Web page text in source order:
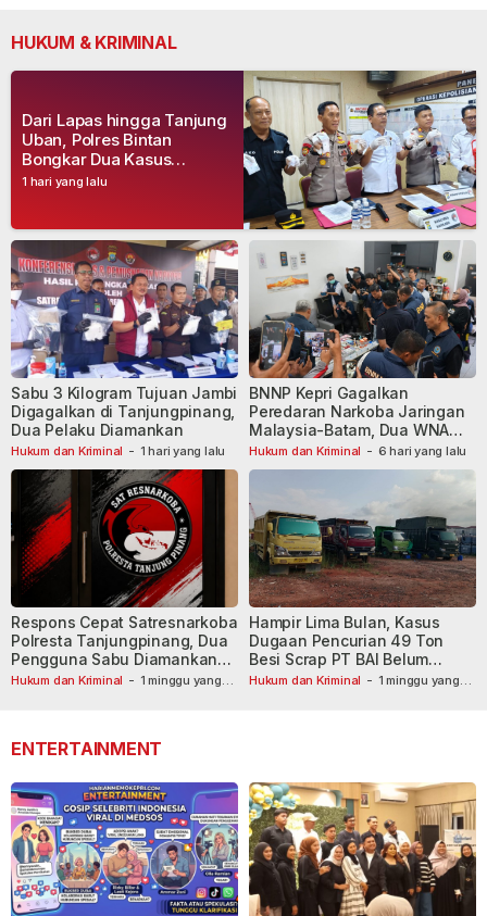
HUKUM & KRIMINAL
1 hari yang lalu
Dari Lapas hingga Tanjung
Uban, Polres Bintan
Bongkar Dua Kasus
Narkoba, Empat Tersangka
Hukum dan Kriminal - 1 hari yang lalu
Sabu 3 Kilogram Tujuan Jambi
Digagalkan di Tanjungpinang,
Dua Pelaku Diamankan
Hukum dan Kriminal - 6 hari yang lalu
BNNP Kepri Gagalkan
Peredaran Narkoba Jaringan
Malaysia-Batam, Dua WNA
Masih Diburu
Hukum dan Kriminal - 1 minggu yang
Respons Cepat Satresnarkoba
Polresta Tanjungpinang, Dua
Pengguna Sabu Diamankan
Usai Dilaporkan ke Call Center
Hukum dan Kriminal - 1 minggu yang
Hampir Lima Bulan, Kasus
Dugaan Pencurian 49 Ton
Besi Scrap PT BAI Belum
Tetapkan Tersangka
ENTERTAINMENT